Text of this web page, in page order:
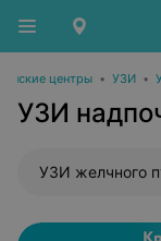
центры • УЗИ •
УЗИ
УЗИ желчного